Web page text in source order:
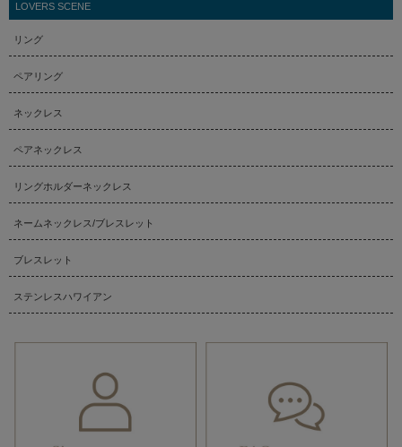
LOVERS SCENE
リング
ペアリング
ネックレス
ペアネックレス
リングホルダーネックレス
ネームネックレス/ブレスレット
ブレスレット
ステンレスハワイアン